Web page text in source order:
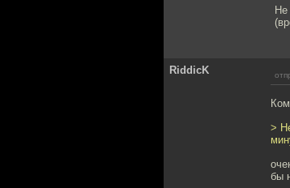
Не
RiddicK
>
бы